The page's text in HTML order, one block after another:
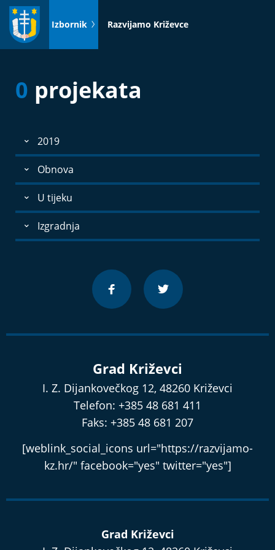
Idi
sadržaj
Izbornik Razvijamo Križevce
0 projekata
2019
Obnova
U tijeku
Izgradnja
Grad Križevci
I. Z. Dijankovečkog 12, 48260 Križevci
Telefon: +385 48 681 411
Faks: +385 48 681 207
[weblink_social_icons url="https://razvijamo-
kz.hr/" facebook="yes" twitter="yes"]
Grad Križevci